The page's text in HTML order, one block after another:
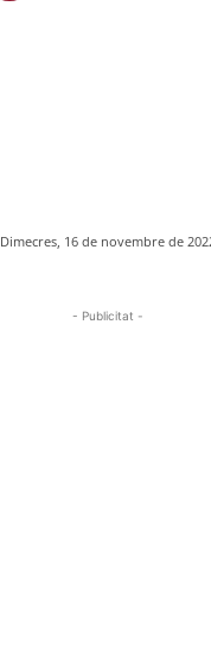
Dimecres, 16 de novembre de
- Publicitat -